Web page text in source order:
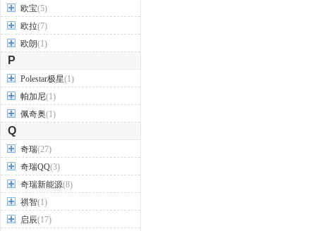
欧宝(5)
欧拉(7)
欧朗(1)
P
Polestar极星(1)
帕加尼(1)
佩奇奥(1)
Q
奇瑞(27)
奇瑞QQ(3)
奇瑞新能源(8)
祺智(1)
启辰(17)